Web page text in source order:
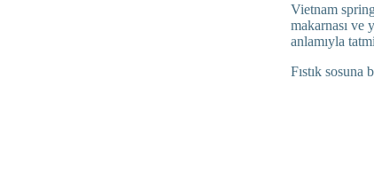
Vietnam
makarnası ve
anlamıyla
Fıstık